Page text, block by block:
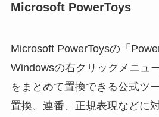
Microsoft PowerToys
Microsoft PowerToysの「
Windowsの右クリックメニュ
をまとめて置換できる公式ツ
置換、連番、正規表現などに